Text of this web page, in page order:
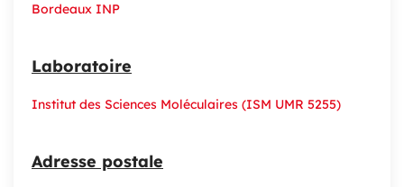
Bordeaux INP
Laboratoire
Institut des Sciences Moléculaires (ISM UMR 5255)
Adresse postale